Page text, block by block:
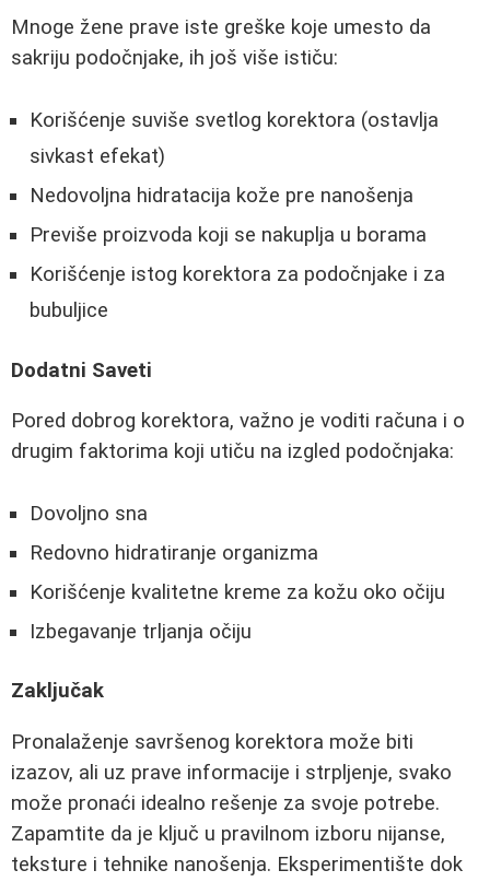
Mnoge žene prave iste greške koje umesto da
sakriju podočnjake, ih još više ističu:
Korišćenje suviše svetlog korektora (ostavlja
sivkast efekat)
Nedovoljna hidratacija kože pre nanošenja
Previše proizvoda koji se nakuplja u borama
Korišćenje istog korektora za podočnjake i za
bubuljice
Dodatni Saveti
Pored dobrog korektora, važno je voditi računa i o
drugim faktorima koji utiču na izgled podočnjaka:
Dovoljno sna
Redovno hidratiranje organizma
Korišćenje kvalitetne kreme za kožu oko očiju
Izbegavanje trljanja očiju
Zaključak
Pronalaženje savršenog korektora može biti
izazov, ali uz prave informacije i strpljenje, svako
može pronaći idealno rešenje za svoje potrebe.
Zapamtite da je ključ u pravilnom izboru nijanse,
teksture i tehnike nanošenja. Eksperimentište dok